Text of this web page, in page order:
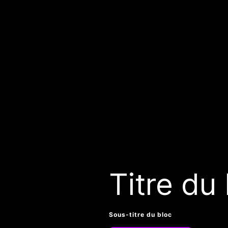
Titre du
Sous-titre du bloc